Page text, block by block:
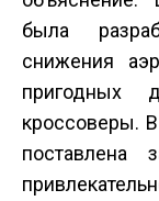
была
снижения
пригодных
кроссоверы.
поставлена